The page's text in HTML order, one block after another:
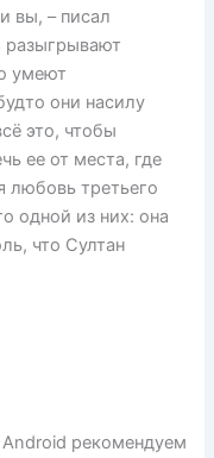
вы, – писал
разыгрывают
умеют
они насилу
это, чтобы
ее от места, где
любовь третьего
одной из них: она
что Султан
рекомендуем